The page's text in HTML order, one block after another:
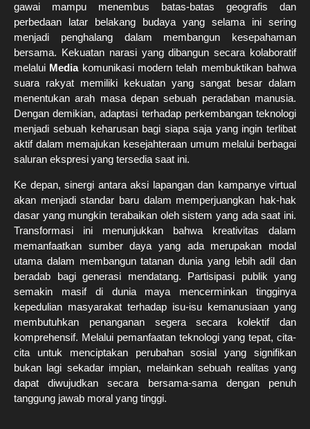
gawai mampu menembus batas-batas geografis dan
perbedaan latar belakang budaya yang selama ini sering
menjadi penghalang dalam membangun kesepahaman
bersama. Kekuatan narasi yang dibangun secara kolaboratif
melalui Mediakomunikasi modern telah membuktikan bahwa
suara rakyat memiliki kekuatan yang sangat besar dalam
menentukan arah masa depan sebuah peradaban manusia.
Dengan demikian, adaptasi terhadap perkembangan teknologi
menjadi sebuah keharusan bagi siapa saja yang ingin terlibat
aktif dalam memajukan kesejahteraan umum melalui berbagai
saluran ekspresi yang tersedia saat ini.
Ke depan, sinergi antara aksi lapangan dan kampanye virtual
akan menjadi standar baru dalam memperjuangkan hak-hak
dasar yang mungkin terabaikan oleh sistem yang ada saat ini.
Transformasi ini menunjukkan bahwa kreativitas dalam
memanfaatkan sumber daya yang ada merupakan modal
utama dalam membangun tatanan dunia yang lebih adil dan
beradab bagi generasi mendatang. Partisipasi publik yang
semakin masif di dunia maya mencerminkan tingginya
kepedulian masyarakat terhadap isu-isu kemanusiaan yang
membutuhkan penanganan segera secara kolektif dan
komprehensif. Melalui pemanfaatan teknologi yang tepat, cita-
cita untuk menciptakan perubahan sosial yang signifikan
bukan lagi sekadar impian, melainkan sebuah realitas yang
dapat diwujudkan secara bersama-sama dengan penuh
tanggung jawab moral yang tinggi.